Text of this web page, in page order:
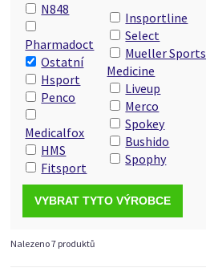
N848
Pharmadoct
Ostatní
Hsport
Penco
Medicalfox
HMS
Fitsport
Insportline
Select
Mueller Sports
Medicine
Liveup
Merco
Spokey
Bushido
Spophy
Nalezeno 7 produktů